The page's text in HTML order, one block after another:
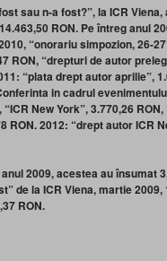
sau n-a fost?”, la ICR
RON. Pe întreg anul
“onorariu simpozion, 26-
RON, “drepturi de autor
“plata drept autor aprilie”,
in cadrul
New York”, 3.770,26
RON. 2012: “drept autor ICR
2009, acestea au însumat
de la ICR Viena, martie
RON.